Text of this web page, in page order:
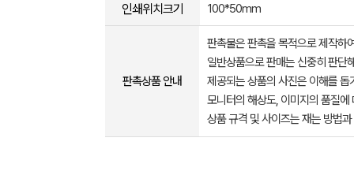
인쇄위치크기 100*50mm
판촉상품 안내
판촉물은 판촉을 목적으로 제작하
일반상품으로 판매는 신중히 판단
제공되는 상품의 사진은 이해를
모니터의 해상도, 이미지의 품질
상품 규격 및 사이즈는 재는 방법